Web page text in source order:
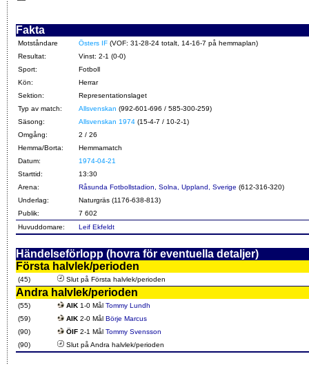
Fakta
Motståndare Östers IF (VOF: 31-28-24 totalt, 14-16-7 på hemmaplan)
Resultat:
Vinst: 2-1 (0-0)
Sport:
Fotboll
Kön:
Herrar
Sektion:
Representationslaget
Typ av match:
Allsvenskan (992-601-696 / 585-300-259)
Säsong:
Allsvenskan 1974 (15-4-7 / 10-2-1)
Omgång:
2 / 26
Hemma/Borta:
Hemmamatch
Datum:
1974-04-21
Starttid:
13:30
Arena:
Råsunda Fotbollstadion, Solna, Uppland, Sverige (612-316-320)
Underlag:
Naturgräs (1176-638-813)
Publik:
7 602
Huvuddomare:
Leif Ekfeldt
Händelseförlopp (hovra för eventuella detaljer)
Första halvlek/perioden
(45) Slut på Första halvlek/perioden
Andra halvlek/perioden
(55) AIK 1-0 Mål Tommy Lundh
(59)
AIK 2-0 Mål Börje Marcus
(90)
ÖIF 2-1 Mål Tommy Svensson
(90)
Slut på Andra halvlek/perioden